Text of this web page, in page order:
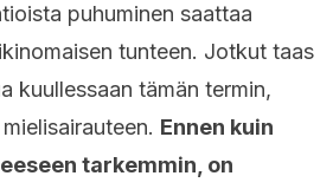
puhuminen saattaa
tunteen. Jotkut taas
kuullessaan tämän termin,
Ennen kuin
tarkemmin, on